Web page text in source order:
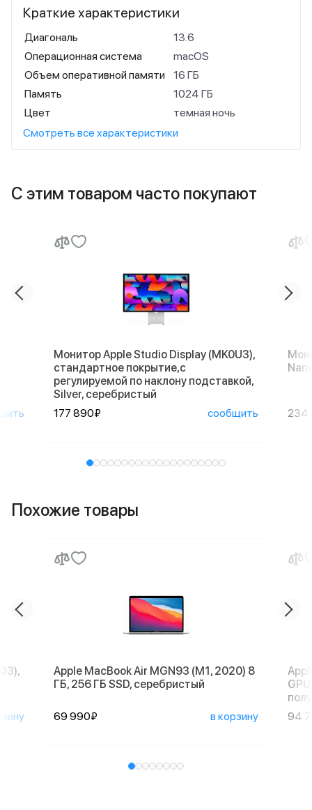
Краткие характеристики
Диагональ
13.6
Операционная система
macOS
Объем оперативной памяти
16 ГБ
Память
1024 ГБ
Цвет
темная ночь
Смотреть все характеристики
С этим товаром часто покупают
Монитор Apple Studio Display (MK0U3),
стандартное покрытие,с
регулируемой по наклону подставкой,
Silver, серебристый
177 890₽
сообщить 234
Похожие товары
Apple MacBook Air MGN93 (M1, 2020) 8
ГБ, 256 ГБ SSD, серебристый
69 990₽ в корзину
94